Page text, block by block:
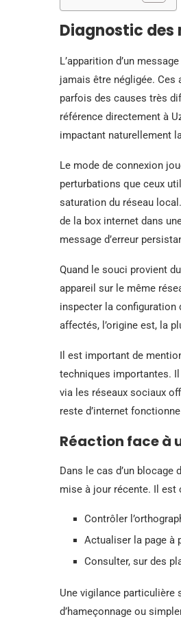
Diagnostic des
L’apparition d’un
jamais être négligée. Ces
parfois des causes très
référence directement à
impactant naturellement
Le mode de connexion
perturbations que ceux
saturation du réseau
de la box internet dans
message d’erreur
Quand le souci provient
appareil sur le même
inspecter la configuration
affectés, l’origine est, la
Il est important de
techniques importantes. Il
via les réseaux sociaux
reste d’internet
Réaction face à
Dans le cas d’un
mise à jour récente. Il est
Contrôler
Actualiser la page à
Consulter, sur des
Une vigilance particulière
d’hameçonnage ou